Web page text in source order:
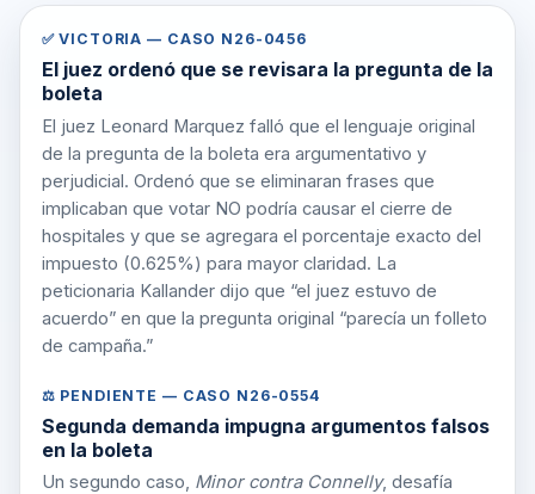
✅ VICTORIA — CASO N26-0456
El juez ordenó que se revisara la pregunta de la
boleta
El juez Leonard Marquez falló que el lenguaje original
de la pregunta de la boleta era argumentativo y
perjudicial. Ordenó que se eliminaran frases que
implicaban que votar NO podría causar el cierre de
hospitales y que se agregara el porcentaje exacto del
impuesto (0.625%) para mayor claridad. La
peticionaria Kallander dijo que “el juez estuvo de
acuerdo” en que la pregunta original “parecía un folleto
de campaña.”
⚖️ PENDIENTE — CASO N26-0554
Segunda demanda impugna argumentos falsos
en la boleta
Un segundo caso, Minor contra Connelly, desafía